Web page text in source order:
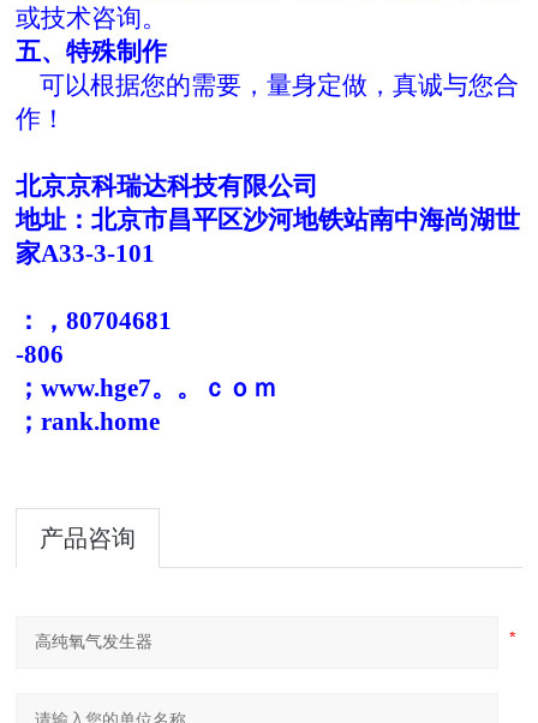
或技术咨询。
五、特殊制作
可以根据您的需要，量身定做，真诚与您合
作！
北京京科瑞达科技有限公司
地址：北京市昌平区沙河地铁站南中海尚湖世
家A33-3-101
：，80704681
-806
；www.hge7。。ｃｏｍ
；rank.home
产品咨询